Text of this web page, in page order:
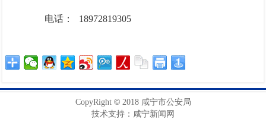
电话： 18972819305
CopyRight ©2018 咸宁市公安局
技术支持：咸宁新闻网